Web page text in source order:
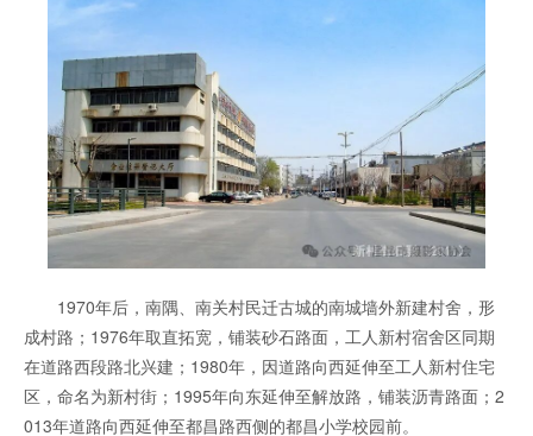
1970年后，南隅、南关村民迁古城的南城墙外新建村舍，形
成村路；1976年取直拓宽，铺装砂石路面，工人新村宿舍区同期
在道路西段路北兴建；1980年，因道路向西延伸至工人新村住宅
区，命名为新村街；1995年向东延伸至解放路，铺装沥青路面；2
013年道路向西延伸至都昌路西侧的都昌小学校园前。